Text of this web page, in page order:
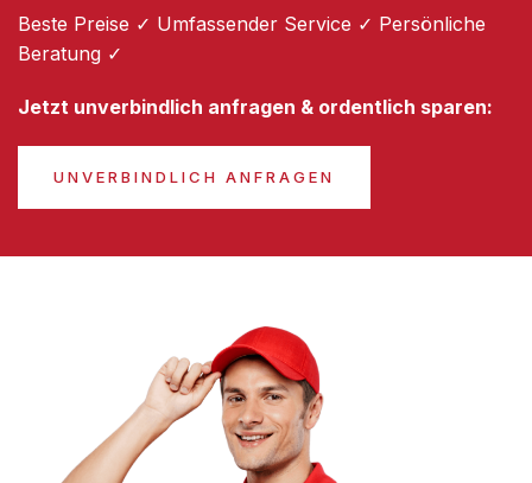
Beste Preise ✓ Umfassender Service ✓ Persönliche
Beratung ✓
Jetzt unverbindlich anfragen & ordentlich sparen:
UNVERBINDLICH ANFRAGEN